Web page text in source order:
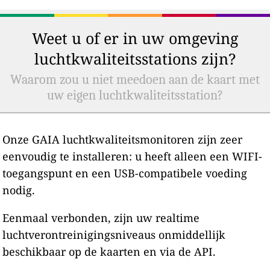
Weet u of er in uw omgeving
luchtkwaliteitsstations zijn?
Waarom zou u niet meedoen aan de kaart met
uw eigen luchtkwaliteitsstation?
Onze GAIA luchtkwaliteitsmonitoren zijn zeer
eenvoudig te installeren: u heeft alleen een WIFI-
toegangspunt en een USB-compatibele voeding
nodig.
Eenmaal verbonden, zijn uw realtime
luchtverontreinigingsniveaus onmiddellijk
beschikbaar op de kaarten en via de API.